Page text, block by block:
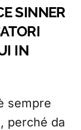
SINNER
IN
sempre
perché da